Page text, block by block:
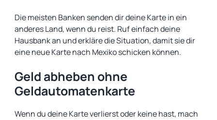
Die meisten Banken senden dir deine Karte in ein
anderes Land, wenn du reist. Ruf einfach deine
Hausbank an und erkläre die Situation, damit sie dir
eine neue Karte nach Mexiko schicken können.
Geld abheben ohne
Geldautomatenkarte
Wenn du deine Karte verlierst oder keine hast, mach